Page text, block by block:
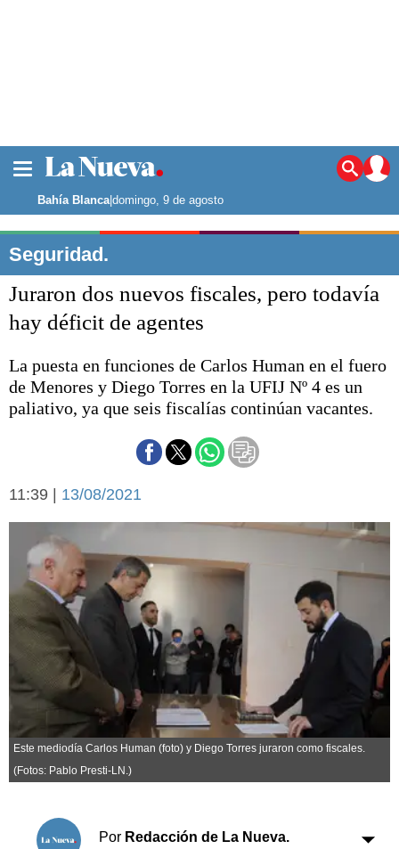
Noticias
La ciudad
Punta Alta
El mundo
Deportes
Escenario Olímpico
Liga del Sur
Básquetbol
Federal A
Arte y cultura
Economía y campo
Economía y finanzas
Espacio empresas
Sociedad y tiempo
libre
Tecnología
Turismo
Salud
Es viral
El tiempo
Cartón Lleno
Fúnebres
Horóscopo
Bahía Blanca|domingo, 9 de agosto
Seguridad.
Juraron dos nuevos fiscales, pero todavía
hay déficit de agentes
La puesta en funciones de Carlos Human en el fuero
de Menores y Diego Torres en la UFIJ Nº 4 es un
paliativo, ya que seis fiscalías continúan vacantes.
11:39 | 13/08/2021
Este mediodía Carlos Human (foto) y Diego Torres juraron como fiscales.
(Fotos: Pablo Presti-LN.)
Por Redacción de La Nueva.